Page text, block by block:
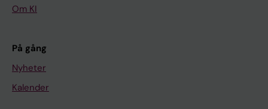
Om KI
På gång
Nyheter
Kalender